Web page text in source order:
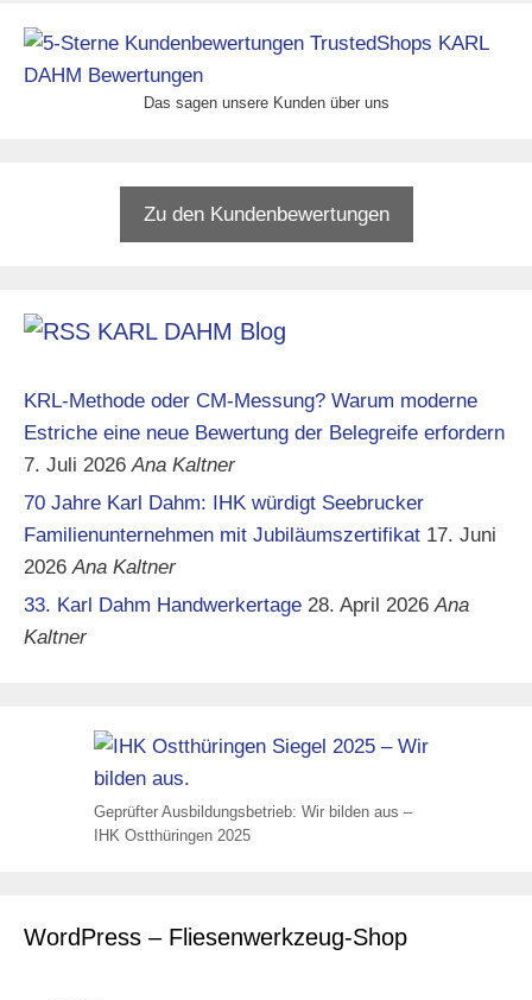
Das sagen unsere Kunden über uns
Zu den Kundenbewertungen
KARL DAHM Blog
KRL-Methode oder CM-Messung? Warum moderne
Estriche eine neue Bewertung der Belegreife erfordern
7. Juli 2026 Ana Kaltner
70 Jahre Karl Dahm: IHK würdigt Seebrucker
Familienunternehmen mit Jubiläumszertifikat 17. Juni
2026 Ana Kaltner
33. Karl Dahm Handwerkertage 28. April 2026 Ana
Kaltner
Geprüfter Ausbildungsbetrieb: Wir bilden aus –
IHK Ostthüringen 2025
WordPress – Fliesenwerkzeug-Shop